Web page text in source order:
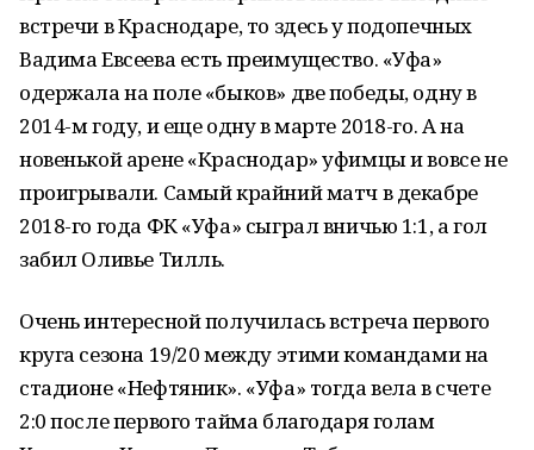
встречи в Краснодаре, то здесь у подопечных
Вадима Евсеева есть преимущество. «Уфа»
одержала на поле «быков» две победы, одну в
2014-м году, и еще одну в марте 2018-го. А на
новенькой арене «Краснодар» уфимцы и вовсе не
проигрывали. Самый крайний матч в декабре
2018-го года ФК «Уфа» сыграл вничью 1:1, а гол
забил Оливье Тилль.
Очень интересной получилась встреча первого
круга сезона 19/20 между этими командами на
стадионе «Нефтяник». «Уфа» тогда вела в счете
2:0 после первого тайма благодаря голам